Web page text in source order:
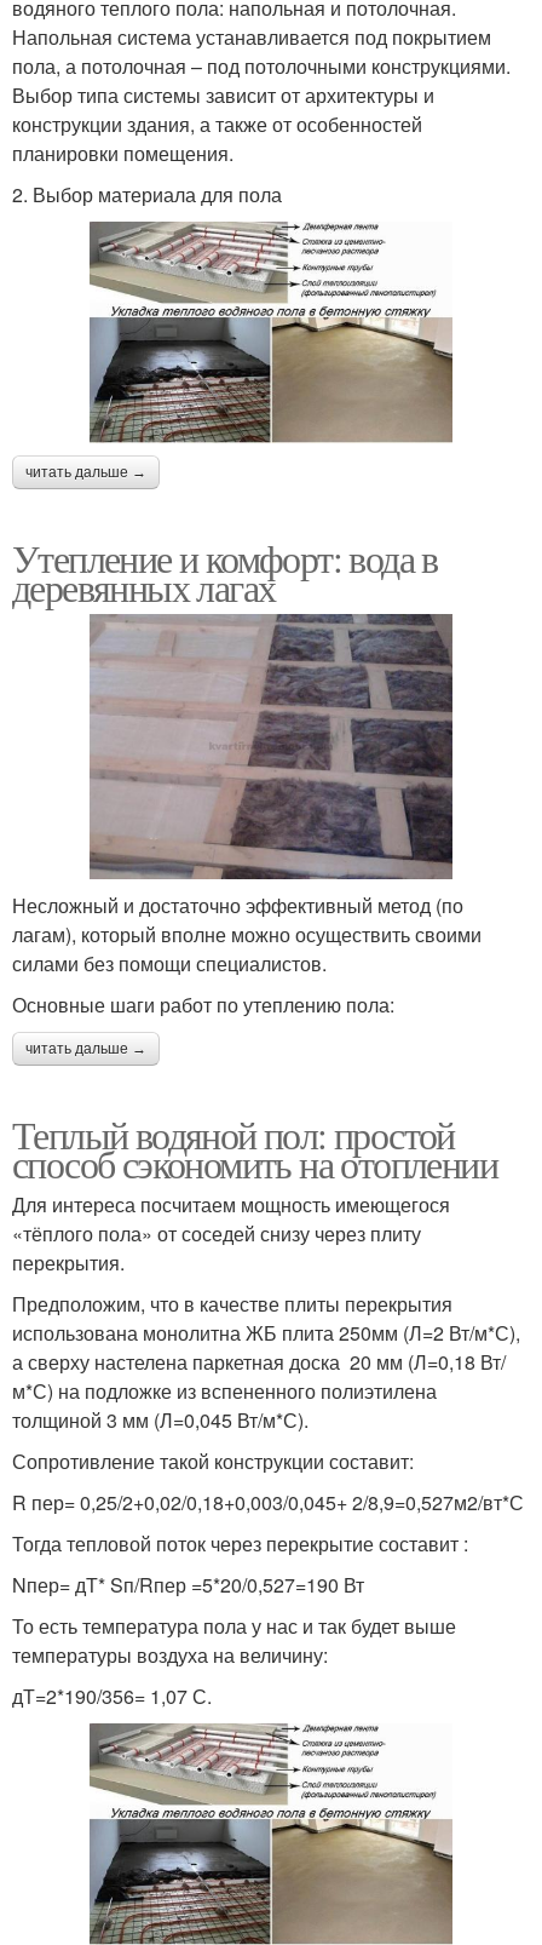
водяного теплого пола: напольная и потолочная.
Напольная система устанавливается под покрытием
пола, а потолочная – под потолочными конструкциями.
Выбор типа системы зависит от архитектуры и
конструкции здания, а также от особенностей
планировки помещения.
2. Выбор материала для пола
читать дальше →
Утепление и комфорт: вода в
деревянных лагах
Несложный и достаточно эффективный метод (по
лагам), который вполне можно осуществить своими
силами без помощи специалистов.
Основные шаги работ по утеплению пола:
читать дальше →
Теплый водяной пол: простой
способ сэкономить на отоплении
Для интереса посчитаем мощность имеющегося
«тёплого пола» от соседей снизу через плиту
перекрытия.
Предположим, что в качестве плиты перекрытия
использована монолитна ЖБ плита 250мм (Л=2 Вт/м*С),
а сверху настелена паркетная доска 20 мм (Л=0,18 Вт/
м*С) на подложке из вспененного полиэтилена
толщиной 3 мм (Л=0,045 Вт/м*С).
Сопротивление такой конструкции составит:
R пер= 0,25/2+0,02/0,18+0,003/0,045+ 2/8,9=0,527м2/вт*С
Тогда тепловой поток через перекрытие составит :
Nпер= дТ* Sп/Rпер =5*20/0,527=190 Вт
То есть температура пола у нас и так будет выше
температуры воздуха на величину:
дТ=2*190/356= 1,07 С.